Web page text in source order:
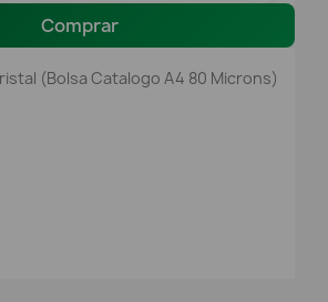
Comprar
(Bolsa Catalogo A4 80 Microns)